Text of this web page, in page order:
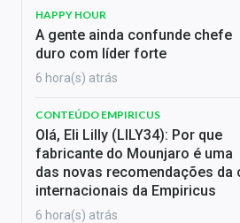
HAPPY HOUR
A gente ainda confunde chefe
duro com líder forte
6 hora(s) atrás
CONTEÚDO EMPIRICUS
Olá, Eli Lilly (LILY34): Por que
fabricante do Mounjaro é uma
das novas recomendações da
internacionais da Empiricus
6 hora(s) atrás